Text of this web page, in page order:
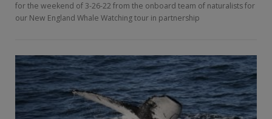
for the weekend of 3-26-22 from the onboard team of naturalists for
our New England Whale Watching tour in partnership